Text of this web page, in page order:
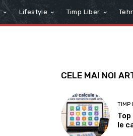
Lifestyle Timp Liber
CELE MAI NOI
TIMP
le